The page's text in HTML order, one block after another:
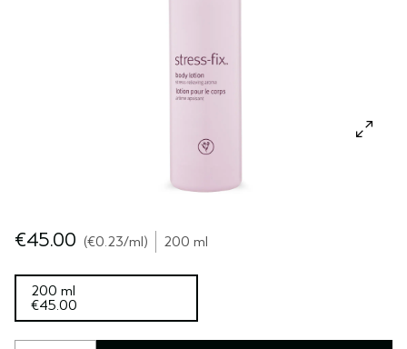
TOUTES LES COLLECTIONS
€45.00 €0.23/ml 200 ml
200 ml
€45.00